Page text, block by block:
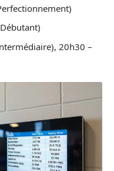
20h30 –